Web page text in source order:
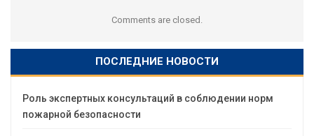
Comments are closed.
ПОСЛЕДНИЕ НОВОСТИ
Роль экспертных консультаций в соблюдении норм
пожарной безопасности